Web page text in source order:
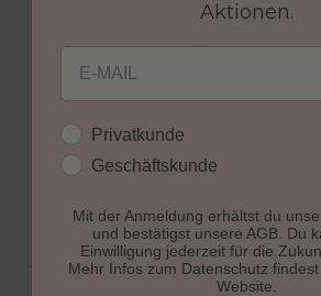
Made in Germany, aus
HEMA- & säurefrei vegan &
Fokus auf gesunde, schöne
Anwendungsanleitung mit
Aushärtung:
Aktionen.
Email
Kundengruppe
Privatkunde
Geschäftskunde
Mit der Anmeldung erhältst du
und bestätigst unsere AGB. Du
Einwilligung jederzeit für die
Mehr Infos zum Datenschutz
Website.